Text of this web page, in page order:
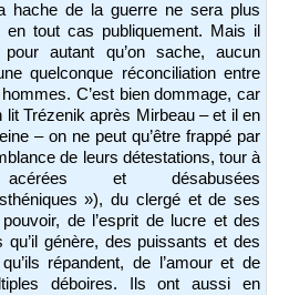
hache de la guerre ne sera plus
en tout cas publiquement. Mais il
pour autant qu’on sache, aucun
quelconque réconciliation entre
C’est bien dommage, car
lit Trézenik après Mirbeau – et il en
– on ne peut qu’être frappé par
de leurs détestations, tour à
et désabusées
»), du clergé et de ses
de l’esprit de lucre et des
qu’il génère, des puissants et des
répandent, de l’amour et de
déboires. Ils ont aussi en